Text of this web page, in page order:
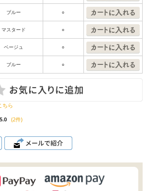
ブルー ○
マスタード ○
ベージュ ○
ブルー ○
ちら
5.0
(2件)